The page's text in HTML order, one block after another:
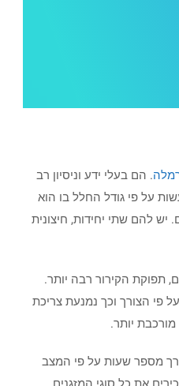
. הם בעלי ידע וניסיון רב
על פי גודל החלל בו הוא
יש להם שתי יחידות, חיצונית
4 כוח סוס ויותר. בגדולים, מטבע הדברים, תפוקת הקירור רבה יותר.
פי הצורך וכך נמנעת צריכת
יותר.
מספר שעות על פי המצב